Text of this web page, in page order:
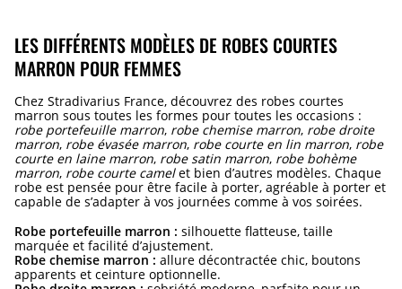
LES DIFFÉRENTS MODÈLES DE ROBES COURTES
MARRON POUR FEMMES
Chez Stradivarius France, découvrez des robes courtes
marron sous toutes les formes pour toutes les occasions :
robe portefeuille marron, robe chemise marron, robe droite
marron, robe évasée marron, robe courte en lin marron, robe
courte en laine marron, robe satin marron, robe bohème
marron, robe courte camelet bien d’autres modèles. Chaque
robe est pensée pour être facile à porter, agréable à porter et
capable de s’adapter à vos journées comme à vos soirées.
Robe portefeuille marron : silhouette flatteuse, taille
marquée et facilité d’ajustement.
Robe chemise marron : allure décontractée chic, boutons
apparents et ceinture optionnelle.